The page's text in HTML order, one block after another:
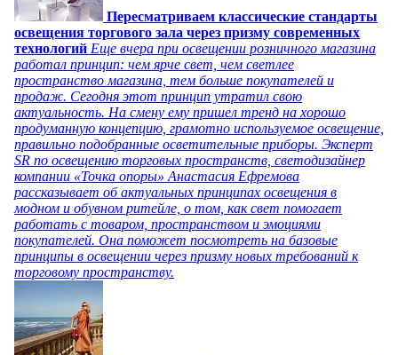
Пересматриваем классические стандарты
освещения торгового зала через призму современных
технологий Еще вчера при освещении розничного магазина
работал принцип: чем ярче свет, чем светлее
пространство магазина, тем больше покупателей и
продаж. Сегодня этот принцип утратил свою
актуальность. На смену ему пришел тренд на хорошо
продуманную концепцию, грамотно используемое освещение,
правильно подобранные осветительные приборы. Эксперт
SR по освещению торговых пространств, светодизайнер
компании «Точка опоры» Анастасия Ефремова
рассказывает об актуальных принципах освещения в
модном и обувном ритейле, о том, как свет помогает
работать с товаром, пространством и эмоциями
покупателей. Она поможет посмотреть на базовые
принципы в освещении через призму новых требований к
торговому пространству.